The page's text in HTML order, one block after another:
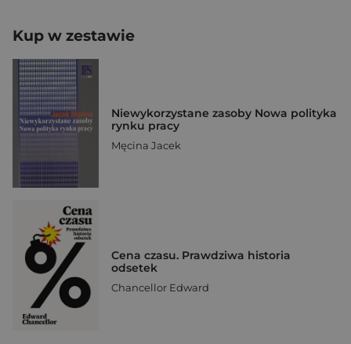
Kup w zestawie
Niewykorzystane zasoby Nowa polityka
rynku pracy
Męcina Jacek
Cena czasu. Prawdziwa historia
odsetek
Chancellor Edward